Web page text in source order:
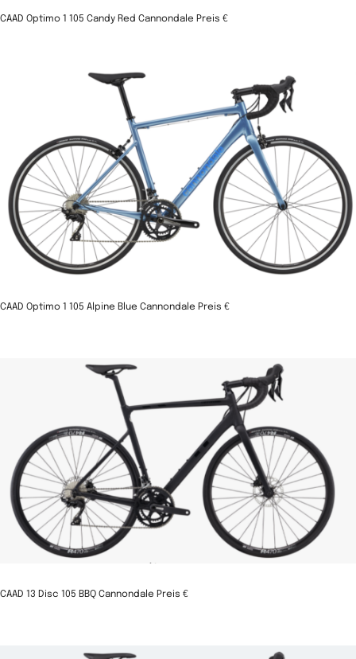
CAAD Optimo 1 105 Candy Red Cannondale Preis €
CAAD Optimo 1 105 Alpine Blue Cannondale Preis €
CAAD 13 Disc 105 BBQ Cannondale Preis €